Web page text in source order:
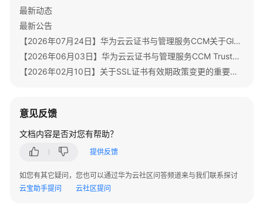
最新动态
最新公告
【2026年07月24日】华为云云证书与管理服务CCM关于GlobalSign根证书体系迁移通知
【2026年06月03日】华为云云证书与管理服务CCM TrustAsia品牌证书停售通知
【2026年02月10日】关于SSL证书有效期政策变更的重要通知
意见反馈
文档内容是否对您有帮助？
提供反馈
如您有其它疑问，您也可以通过华为云社区问答频道来与我们联系探讨
云宝助手提问
云社区提问